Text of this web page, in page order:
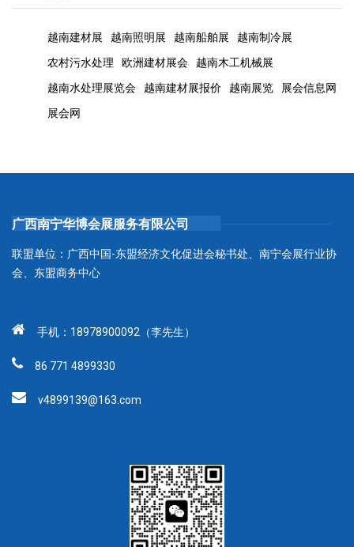
越南建材展 越南照明展 越南船舶展
越南制冷展
农村污水处理
欧洲建材展会
越南木工机械展
越南水处理展览会
越南建材展报价 越南展览
展会信息网
展会网
广西南宁华博会展服务有限公司
联盟单位：广西中国-东盟经济文化促进会秘书处、南宁会展行业协
会、东盟商务中心
手机：18978900092（李先生）
86 771 4899330
v4899139@163.com